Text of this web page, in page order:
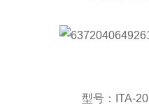
型号：ITA-20